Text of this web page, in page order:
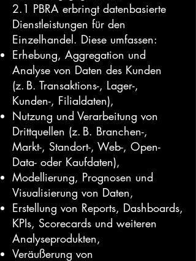
2.1 PBRA erbringt datenbasierte
Dienstleistungen für den
Einzelhandel. Diese umfassen:
Erhebung, Aggregation und
Analyse von Daten des Kunden
(z. B. Transaktions-, Lager-,
Kunden-, Filialdaten),
Nutzung und Verarbeitung von
Drittquellen (z. B. Branchen-,
Markt-, Standort-, Web-, Open-
Data- oder Kaufdaten),
Modellierung, Prognosen und
Visualisierung von Daten,
Erstellung von Reports, Dashboards,
KPIs, Scorecards und weiteren
Analyseprodukten,
Veräußerung von